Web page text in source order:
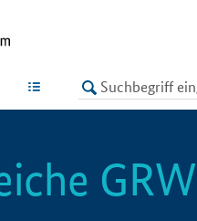
LISTE